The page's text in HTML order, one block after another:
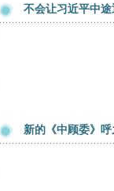
不会让习近平中途
新的《中顾委》